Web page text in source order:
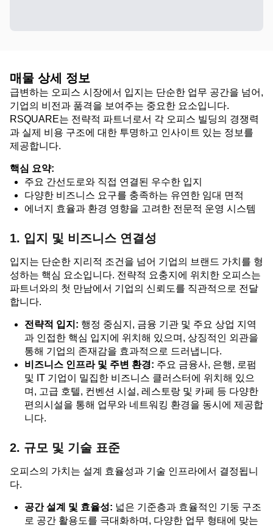
매물 상세 정보
급변하는 오피스 시장에서 입지는 단순한 업무 공간을 넘어,
기업의 비전과 품격을 보여주는 중요한 요소입니다.
RSQUARE는 전략적 파트너로서 각 오피스 빌딩의 경쟁력
과 실제 비용 구조에 대한 투명하고 인사이트 있는 정보를
제공합니다.
핵심 요약:
주요 간선도로와 직접 연결된 우수한 입지
다양한 비즈니스 요구를 충족하는 유연한 임대 면적
에너지 효율과 환경 영향을 고려한 전문적 운영 시스템
1. 입지 및 비즈니스 연결성
입지는 단순한 지리적 조건을 넘어 기업의 브랜드 가치를 형
성하는 핵심 요소입니다. 전략적 요충지에 위치한 오피스는
파트너와의 첫 만남에서 기업의 신뢰도를 직관적으로 전달
합니다.
전략적 입지: 행정 중심지, 금융 기관 및 주요 상업 지역
과 인접한 핵심 입지에 위치해 있으며, 상징적인 외관을
통해 기업의 존재감을 효과적으로 드러냅니다.
비즈니스 인프라 및 주변 환경: 주요 금융사, 은행, 로펌
및 IT 기업이 밀집한 비즈니스 클러스터에 위치해 있으
며, 고급 호텔, 컨벤션 시설, 레스토랑 및 카페 등 다양한
편의시설을 통해 업무와 네트워킹 환경을 동시에 제공합
니다.
2. 규모 및 기술 표준
오피스의 가치는 설계 효율성과 기술 인프라에서 결정됩니
다.
공간 설계 및 효율성: 넓은 기준층과 효율적인 기둥 구조
로 공간 활용도를 극대화하며, 다양한 업무 형태에 맞는